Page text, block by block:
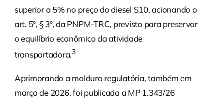
superior a 5% no preço do diesel S10, acionando o
art. 5º, § 3º, da PNPM-TRC, previsto para preservar
o equilíbrio econômico da atividade
transportadora.3
Aprimorando a moldura regulatória, também em
março de 2026, foi publicada a MP 1.343/26